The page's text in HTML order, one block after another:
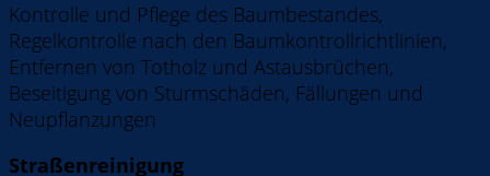
Kontrolle und Pflege des Baumbestandes,
Regelkontrolle nach den Baumkontrollrichtlinien,
Entfernen von Totholz und Astausbrüchen,
Beseitigung von Sturmschäden, Fällungen und
Neupflanzungen
Straßenreinigung